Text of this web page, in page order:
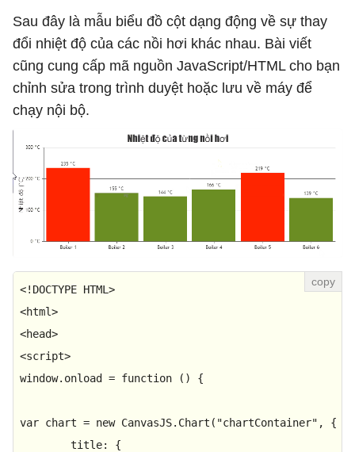
Sau đây là mẫu biểu đồ cột dạng động về sự thay
đổi nhiệt độ của các nồi hơi khác nhau. Bài viết
cũng cung cấp mã nguồn JavaScript/HTML cho bạn
chỉnh sửa trong trình duyệt hoặc lưu về máy để
chạy nội bộ.
<! DOCTYPE HTML
<html>
<head>
<script>
window. onload = function ( ) {
var chart = new CanvasJS. Chart ( "chartContainer" , {
title: {